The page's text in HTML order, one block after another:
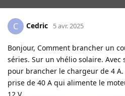
C Cedric 5 avr. 2025
Bonjour, Comment brancher un
séries. Sur un vhélio solaire.
pour brancher le chargeur de 4
prise de 40 A qui alimente le